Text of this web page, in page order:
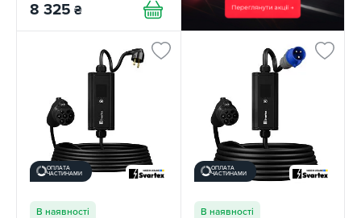
8 325 ₴
ОПЛАТА
ЧАСТИНАМИ
В наявності
ОПЛАТА
ЧАСТИНАМИ
В наявності